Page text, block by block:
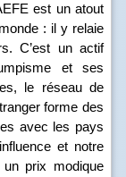
est un atout
: il y relaie
C’est un actif
et ses
le réseau de
forme des
avec les pays
et notre
un prix modique